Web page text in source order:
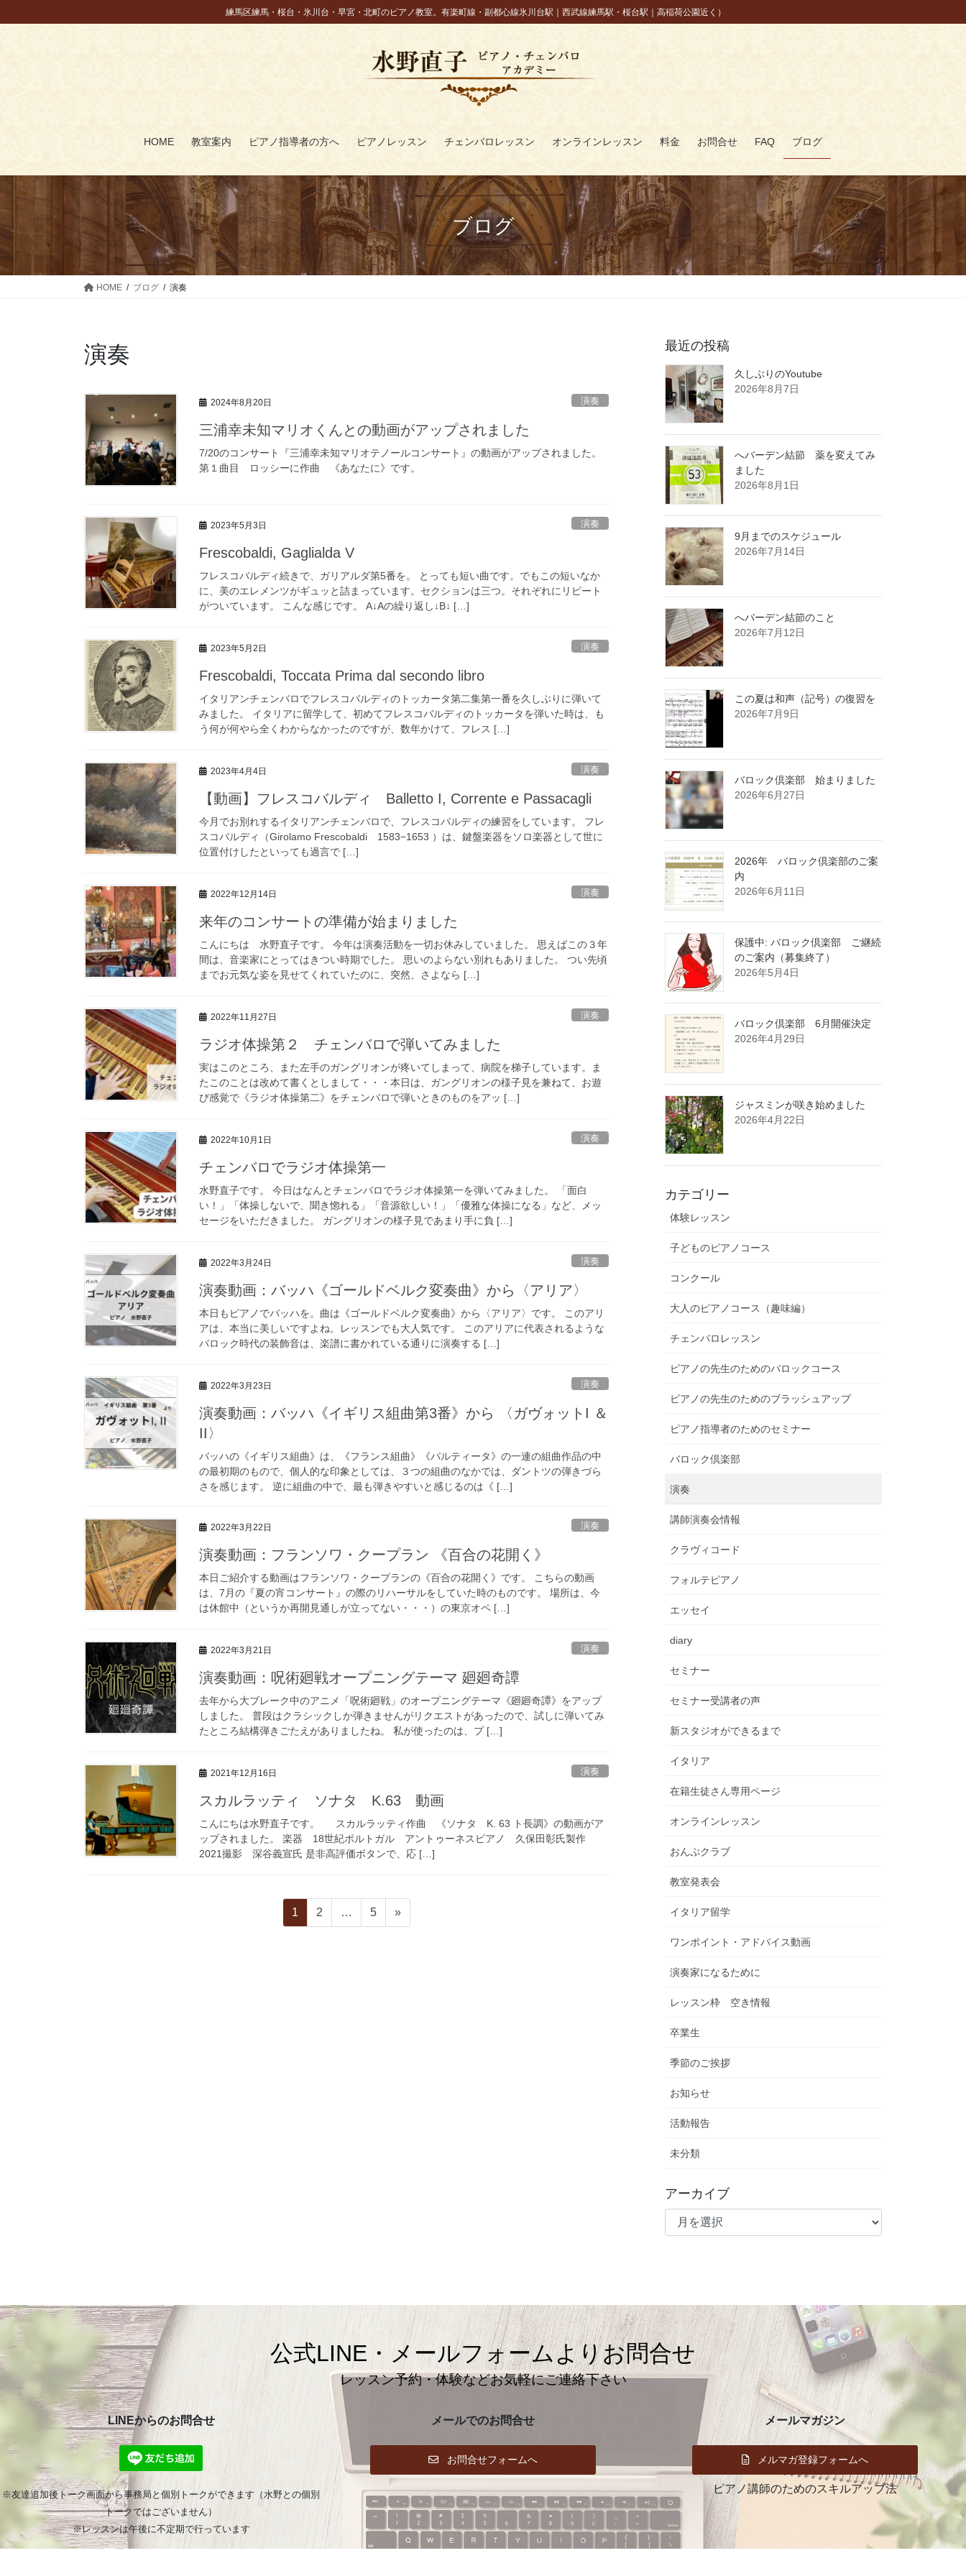
ン
ビ
練馬区練馬・桜台・氷川台・早宮・北町のピアノ教室。有楽町線・副都心線氷川台駅｜西武線練馬駅・桜台駅｜高稲荷公園近く）
HOME 教室案内 ピアノ指導者の方へ ピアノレッスン チェンバロレッスン オンラインレッスン 料金 お問合せ FAQ ブログ
ブログ
HOME ブログ 演奏
演奏
2024年8月20日 演奏
三浦幸未知マリオくんとの動画がアップされました
7/20のコンサート『三浦幸未知マリオテノールコンサート』の動画がアップされました。
第１曲目 ロッシーに作曲 《あなたに》です。
2023年5月3日 演奏
Frescobaldi, Gaglialda V
フレスコバルディ続きで、ガリアルダ第5番を。 とっても短い曲です。でもこの短いなか
に、美のエレメンツがギュッと詰まっています。セクションは三つ。それぞれにリピート
がついています。 こんな感じです。 A↓Aの繰り返し↓B↓ […]
2023年5月2日 演奏
Frescobaldi, Toccata Prima dal secondo libro
イタリアンチェンバロでフレスコバルディのトッカータ第二集第一番を久しぶりに弾いて
みました。 イタリアに留学して、初めてフレスコバルディのトッカータを弾いた時は、も
う何が何やら全くわからなかったのですが、数年かけて、フレス […]
2023年4月4日 演奏
【動画】フレスコバルディ Balletto I, Corrente e Passacagli
今月でお別れするイタリアンチェンバロで、フレスコバルディの練習をしています。 フレ
スコバルディ（Girolamo Frescobaldi 1583−1653 ）は、鍵盤楽器をソロ楽器として世に
位置付けしたといっても過言で […]
2022年12月14日 演奏
来年のコンサートの準備が始まりました
こんにちは 水野直子です。 今年は演奏活動を一切お休みしていました。 思えばこの３年
間は、音楽家にとってはきつい時期でした。 思いのよらない別れもありました。 つい先頃
までお元気な姿を見せてくれていたのに、突然、さよなら […]
2022年11月27日 演奏
ラジオ体操第２ チェンバロで弾いてみました
実はこのところ、また左手のガングリオンが疼いてしまって、病院を梯子しています。ま
たこのことは改めて書くとしまして・・・本日は、ガングリオンの様子見を兼ねて、お遊
び感覚で《ラジオ体操第二》をチェンバロで弾いときのものをアッ […]
2022年10月1日 演奏
チェンバロでラジオ体操第一
水野直子です。 今日はなんとチェンバロでラジオ体操第一を弾いてみました。 「面白
い！」「体操しないで、聞き惚れる」「音源欲しい！」「優雅な体操になる」など、メッ
セージをいただきました。 ガングリオンの様子見であまり手に負 […]
2022年3月24日 演奏
演奏動画：バッハ《ゴールドベルク変奏曲》から〈アリア〉
本日もピアノでバッハを。曲は《ゴールドベルク変奏曲》から〈アリア〉です。 このアリ
アは、本当に美しいですよね。レッスンでも大人気です。 このアリアに代表されるような
バロック時代の装飾音は、楽譜に書かれている通りに演奏する […]
2022年3月23日 演奏
演奏動画：バッハ《イギリス組曲第3番》から 〈ガヴォットI ＆
II〉
バッハの《イギリス組曲》は、《フランス組曲》《パルティータ》の一連の組曲作品の中
の最初期のもので、個人的な印象としては、３つの組曲のなかでは、ダントツの弾きづら
さを感じます。 逆に組曲の中で、最も弾きやすいと感じるのは《 […]
2022年3月22日 演奏
演奏動画：フランソワ・クープラン 《百合の花開く》
本日ご紹介する動画はフランソワ・クープランの《百合の花開く》です。 こちらの動画
は、7月の『夏の宵コンサート』の際のリハーサルをしていた時のものです。 場所は、今
は休館中（というか再開見通しが立ってない・・・）の東京オペ […]
2022年3月21日 演奏
演奏動画：呪術廻戦オープニングテーマ 廻廻奇譚
去年から大ブレーク中のアニメ「呪術廻戦」のオープニングテーマ《廻廻奇譚》をアップ
しました。 普段はクラシックしか弾きませんがリクエストがあったので、試しに弾いてみ
たところ結構弾きごたえがありましたね。 私が使ったのは、プ […]
2021年12月16日 演奏
スカルラッティ ソナタ K.63 動画
こんにちは水野直子です。 スカルラッティ作曲 《ソナタ K. 63 ト長調》の動画がア
ップされました。 楽器 18世紀ポルトガル アントゥーネスピアノ 久保田彰氏製作
2021撮影 深谷義宣氏 是非高評価ボタンで、応 […]
ペ
ー
1
ペ
ー
2 …
ペ
ー
5 »
最近の投稿
久しぶりのYoutube
2026年8月7日
へバーデン結節 薬を変えてみ
ました
2026年8月1日
9月までのスケジュール
2026年7月14日
へバーデン結節のこと
2026年7月12日
この夏は和声（記号）の復習を
2026年7月9日
バロック倶楽部 始まりました
2026年6月27日
2026年 バロック倶楽部のご案
内
2026年6月11日
保護中: バロック倶楽部 ご継続
のご案内（募集終了）
2026年5月4日
バロック倶楽部 6月開催決定
2026年4月29日
ジャスミンが咲き始めました
2026年4月22日
カテゴリー
体験レッスン
子どものピアノコース
コンクール
大人のピアノコース（趣味編）
チェンバロレッスン
ピアノの先生のためのバロックコース
ピアノの先生のためのブラッシュアップ
ピアノ指導者のためのセミナー
バロック倶楽部
演奏
講師演奏会情報
クラヴィコード
フォルテピアノ
エッセイ
diary
セミナー
セミナー受講者の声
新スタジオができるまで
イタリア
在籍生徒さん専用ページ
オンラインレッスン
おんぷクラブ
教室発表会
イタリア留学
ワンポイント・アドバイス動画
演奏家になるために
レッスン枠 空き情報
卒業生
季節のご挨拶
お知らせ
活動報告
未分類
アーカイブ
ア
公式LINE・メールフォームよりお問合せ
レッスン予約・体験などお気軽にご連絡下さい
LINEからのお問合せ
※友達追加後トーク画面から事務局と個別トークができます（水野との個別
トークではございません）
※レッスンは午後に不定期で行っています
メールでのお問合せ
お問合せフォームへ
メールマガジン
メルマガ登録フォームへ
ピアノ講師のためのスキルアップ法